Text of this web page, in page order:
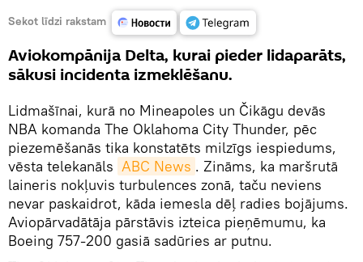
Sekot līdzi rakstam
Aviokompānija Delta, kurai pieder lidaparāts,
sākusi incidenta izmeklēšanu.
Lidmašīnai, kurā no Mineapoles un Čikāgu devās
NBA komanda The Oklahoma City Thunder, pēc
piezemēšanās tika konstatēts milzīgs iespiedums,
vēsta telekanāls ABC News . Zināms, ka maršrutā
laineris nokļuvis turbulences zonā, taču neviens
nevar paskaidrot, kāda iemesla dēļ radies bojājums.
Aviopārvadātāja pārstāvis izteica pieņēmumu, ka
Boeing 757-200 gasiā sadūries ar putnu.